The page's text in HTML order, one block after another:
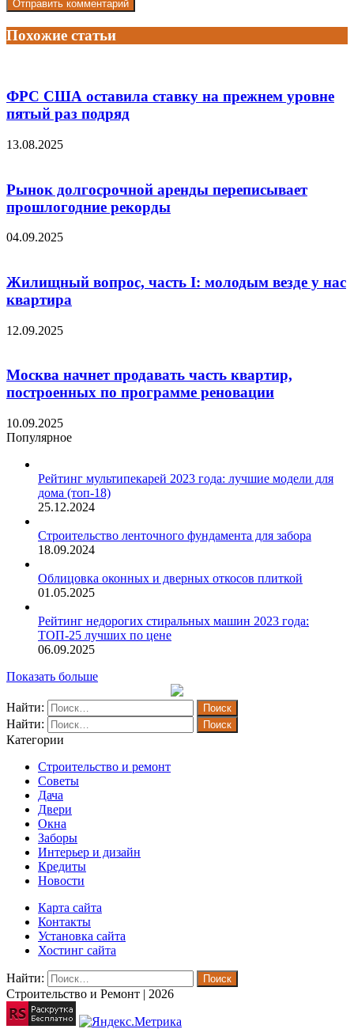
Похожие статьи
ФРС США оставила ставку на прежнем уровне
пятый раз подряд
13.08.2025
Рынок долгосрочной аренды переписывает
прошлогодние рекорды
04.09.2025
Жилищный вопрос, часть I: молодым везде у нас
квартира
12.09.2025
Москва начнет продавать часть квартир,
построенных по программе реновации
10.09.2025
Популярное
Рейтинг мультипекарей 2023 года: лучшие модели для
дома (топ-18)
25.12.2024
Строительство ленточного фундамента для забора
18.09.2024
Облицовка оконных и дверных откосов плиткой
01.05.2025
Рейтинг недорогих стиральных машин 2023 года:
ТОП-25 лучших по цене
06.09.2025
Показать больше
Найти:
Найти:
Категории
Строительство и ремонт
Советы
Дача
Двери
Окна
Заборы
Интерьер и дизайн
Кредиты
Новости
Карта сайта
Контакты
Установка сайта
Хостинг сайта
Найти:
Строительство и Ремонт | 2026